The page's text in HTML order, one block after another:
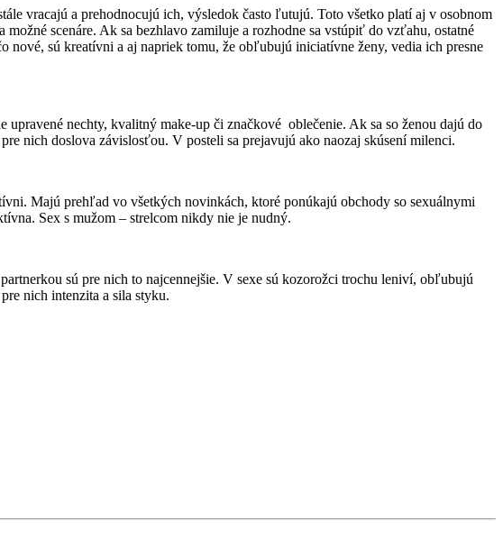
vracajú a prehodnocujú ich, výsledok často ľutujú. Toto všetko platí aj v osobnom
scenáre. Ak sa bezhlavo zamiluje a rozhodne sa vstúpiť do vzťahu, ostatné
nové, sú kreatívni a aj napriek tomu, že obľubujú iniciatívne ženy, vedia ich presne
nechty, kvalitný make-up či značkové oblečenie. Ak sa so ženou dajú do
nich doslova závislosťou. V posteli sa prejavujú ako naozaj skúsení milenci.
Majú prehľad vo všetkých novinkách, ktoré ponúkajú obchody so sexuálnymi
Sex s mužom – strelcom nikdy nie je nudný.
sú pre nich to najcennejšie. V sexe sú kozorožci trochu leniví, obľubujú
nich intenzita a sila styku.